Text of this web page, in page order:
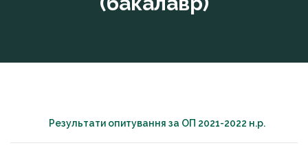
Результати опитування за ОП 2021-2022 н.р.